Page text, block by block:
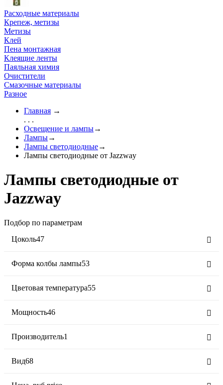
Расходные материалы
Крепеж, метизы
Метизы
Клей
Пена монтажная
Клеящие ленты
Паяльная химия
Очистители
Смазочные материалы
Разное
Главная →
. . .
Освещение и лампы→
Лампы→
Лампы светодиодные→
Лампы светодиодные от Jazzway
Лампы светодиодные от
Jazzway
Подбор по параметрам
Цоколь47
Форма колбы лампы53
Цветовая температура55
Мощность46
Производитель1
Вид68